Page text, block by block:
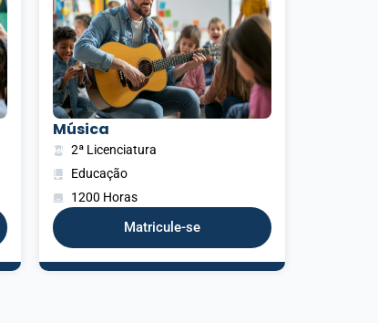
Música
2ª Licenciatura
Educação
1200 Horas
Matricule-se